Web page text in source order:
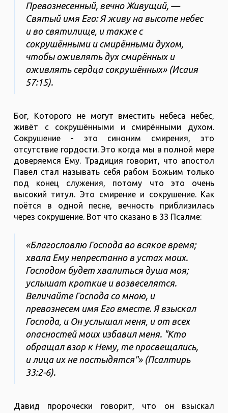
Превознесенный, вечно Живущий, —
Святый имя Его: Я живу на высоте небес
и во святилище, и также с
сокрушёнными и смирёнными духом,
чтобы оживлять дух смирённых и
оживлять сердца сокрушённых» (Исаия
57:15).
Бог, Которого не могут вместить небеса небес,
живёт с сокрушёнными и смирёнными духом.
Сокрушение - это синоним смирения, это
отсутствие гордости. Это когда мы в полной мере
доверяемся Ему. Традиция говорит, что апостол
Павел стал называть себя рабом Божьим только
под конец служения, потому что это очень
высокий титул. Это смирение и сокрушение. Как
поётся в одной песне, вечность приблизилась
через сокрушение. Вот что сказано в 33 Псалме:
«Благословлю Господа во всякое время;
хвала Ему непрестанно в устах моих.
Господом будет хвалиться душа моя;
услышат кроткие и возвеселятся.
Величайте Господа со мною, и
превознесем имя Его вместе. Я взыскал
Господа, и Он услышал меня, и от всех
опасностей моих избавил меня. "Кто
обращал взор к Нему, те просвещались,
и лица их не постыдятся"» (‭‭Псалтирь‬
‭33‬:‭2‬-‭6).
Давид пророчески говорит, что он взыскал